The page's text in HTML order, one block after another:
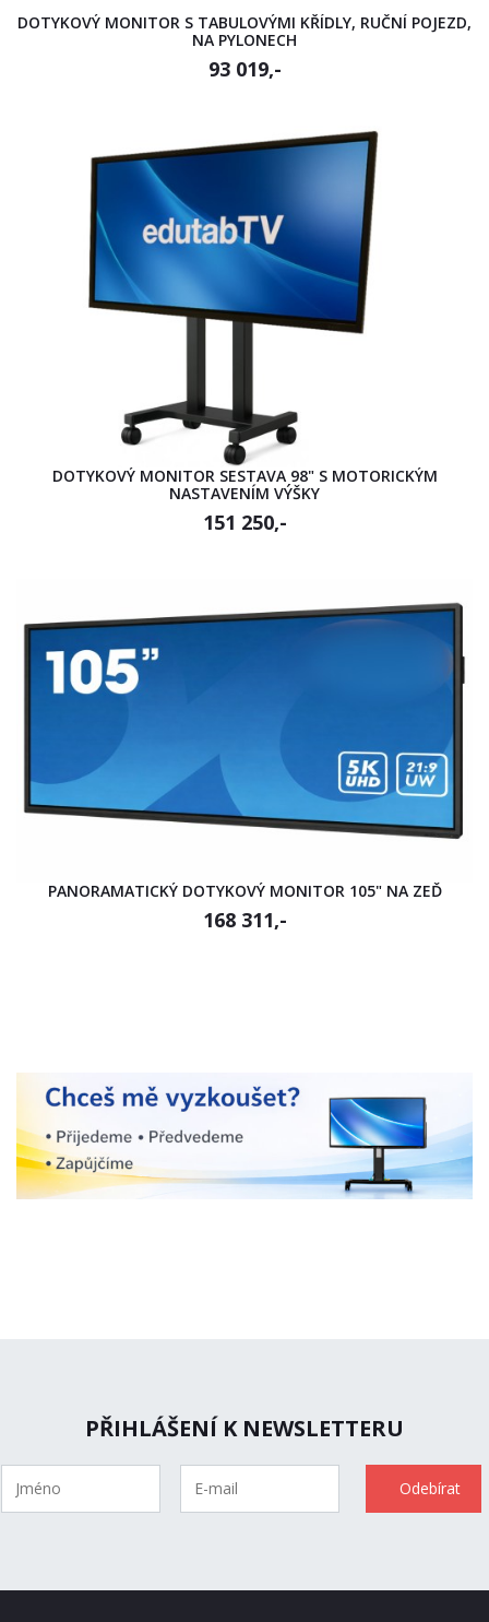
DOTYKOVÝ MONITOR S TABULOVÝMI KŘÍDLY, RUČNÍ POJEZD,
NA PYLONECH
93 019,-
DOTYKOVÝ MONITOR SESTAVA 98" S MOTORICKÝM
NASTAVENÍM VÝŠKY
151 250,-
PANORAMATICKÝ DOTYKOVÝ MONITOR 105" NA ZEĎ
168 311,-
PŘIHLÁŠENÍ K NEWSLETTERU